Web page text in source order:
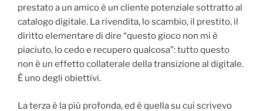
prestato a un amico è un cliente potenziale sottratto al
catalogo digitale. La rivendita, lo scambio, il prestito, il
diritto elementare di dire “questo gioco non mi è
piaciuto, lo cedo e recupero qualcosa”: tutto questo
non è un effetto collaterale della transizione al digitale.
È uno degli obiettivi.
La terza è la più profonda, ed è quella su cui scrivevo